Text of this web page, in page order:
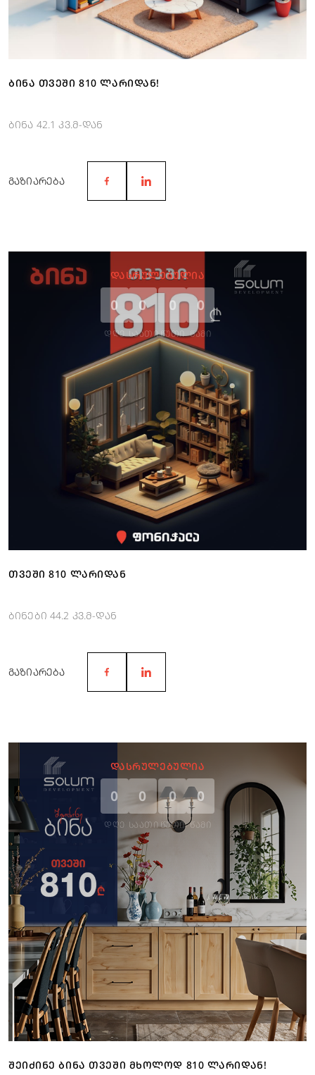
ᲑᲘᲜᲐ ᲗᲕᲔᲨᲘ 810 ᲚᲐᲠᲘᲓᲐᲜ!
ბინა 42.1 კვ.მ-დან
ᲒᲐᲖᲘᲐᲠᲔᲑᲐ
ᲓᲐᲡᲠᲣᲚᲔᲑᲣᲚᲘᲐ
0
ᲓᲦᲔ
0
ᲡᲐᲐᲗᲘ
0
ᲬᲣᲗᲘ
0
ᲬᲐᲛᲘ
ᲗᲕᲔᲨᲘ 810 ᲚᲐᲠᲘᲓᲐᲜ
ბინები 44.2 კვ.მ-დან
ᲒᲐᲖᲘᲐᲠᲔᲑᲐ
ᲓᲐᲡᲠᲣᲚᲔᲑᲣᲚᲘᲐ
0
ᲓᲦᲔ
0
ᲡᲐᲐᲗᲘ
0
ᲬᲣᲗᲘ
0
ᲬᲐᲛᲘ
ᲨᲔᲘᲫᲘᲜᲔ ᲑᲘᲜᲐ ᲗᲕᲔᲨᲘ ᲛᲮᲝᲚᲝᲓ 810 ᲚᲐᲠᲘᲓᲐᲜ!